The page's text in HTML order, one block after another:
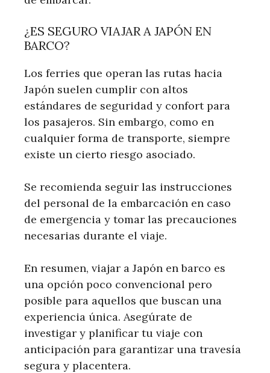
¿ES SEGURO VIAJAR A JAPÓN EN
BARCO?
Los ferries que operan las rutas hacia
Japón suelen cumplir con altos
estándares de seguridad y confort para
los pasajeros. Sin embargo, como en
cualquier forma de transporte, siempre
existe un cierto riesgo asociado.
Se recomienda seguir las instrucciones
del personal de la embarcación en caso
de emergencia y tomar las precauciones
necesarias durante el viaje.
En resumen, viajar a Japón en barco es
una opción poco convencional pero
posible para aquellos que buscan una
experiencia única. Asegúrate de
investigar y planificar tu viaje con
anticipación para garantizar una travesía
segura y placentera.